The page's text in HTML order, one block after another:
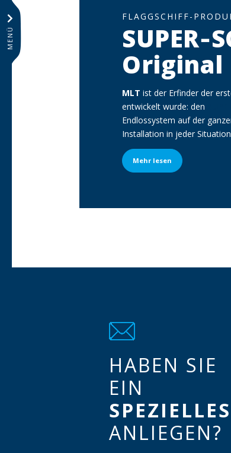
MENÜ
SOUS-TITRE
FLAGGSCHIFF-
Original
Description
MLTist der Erfinder der
entwickelt wurde: den
Endlossystem auf der
Installation in jeder
Texte du bouton
Mehr lesen
HABEN SIE
EIN
SPEZIELLES
ANLIEGEN?